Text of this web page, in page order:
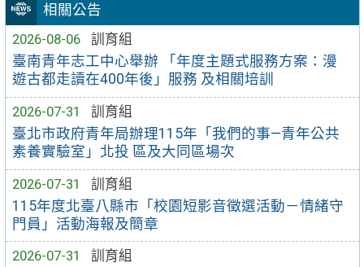
相關公告
2026-08-06
訓育組
臺南青年志工中心舉辦 「年度主題式服務方案：漫
遊古都走讀在400年後」服務 及相關培訓
2026-07-31
訓育組
臺北市政府青年局辦理115年「我們的事—青年公共
素養實驗室」北投 區及大同區場次
2026-07-31
訓育組
115年度北臺八縣市「校園短影音徵選活動－情緒守
門員」活動海報及簡章
2026-07-31
訓育組